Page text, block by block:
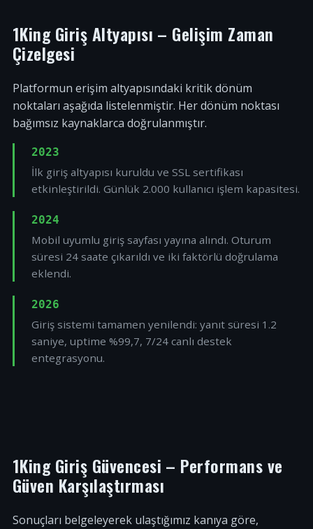
1King Giriş Altyapısı – Gelişim Zaman
Çizelgesi
Platformun erişim altyapısındaki kritik dönüm
noktaları aşağıda listelenmiştir. Her dönüm noktası
bağımsız kaynaklarca doğrulanmıştır.
2023
İlk giriş altyapısı kuruldu ve SSL sertifikası
etkinleştirildi. Günlük 2.000 kullanıcı işlem kapasitesi.
2024
Mobil uyumlu giriş sayfası yayına alındı. Oturum
süresi 24 saate çıkarıldı ve iki faktörlü doğrulama
eklendi.
2026
Giriş sistemi tamamen yenilendi: yanıt süresi 1.2
saniye, uptime %99,7, 7/24 canlı destek
entegrasyonu.
1King Giriş Güvencesi – Performans ve
Güven Karşılaştırması
Sonuçları belgeleyerek ulaştığımız kanıya göre,